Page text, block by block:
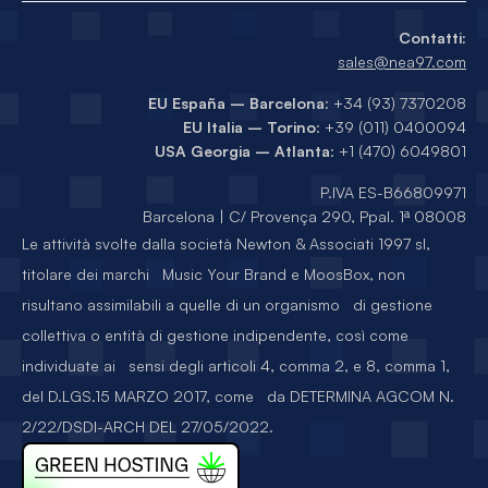
Le attività svolte dalla società Newton & Associati 1997 sl,
titolare dei marchi Music Your Brand e MoosBox, non
risultano assimilabili a quelle di un organismo di gestione
collettiva o entità di gestione indipendente, così come
individuate ai sensi degli articoli 4, comma 2, e 8, comma 1,
del D.LGS.15 MARZO 2017, come da DETERMINA AGCOM N.
2/22/DSDI-ARCH DEL 27/05/2022.
Contatti:
sales@nea97.com
EU España – Barcelona: +34 (93) 7370208
EU Italia – Torino: +39 (011) 0400094
USA Georgia – Atlanta: +1 (470) 6049801
P.IVA ES-B66809971
Barcelona | C/ Provença 290, Ppal. 1ª 08008